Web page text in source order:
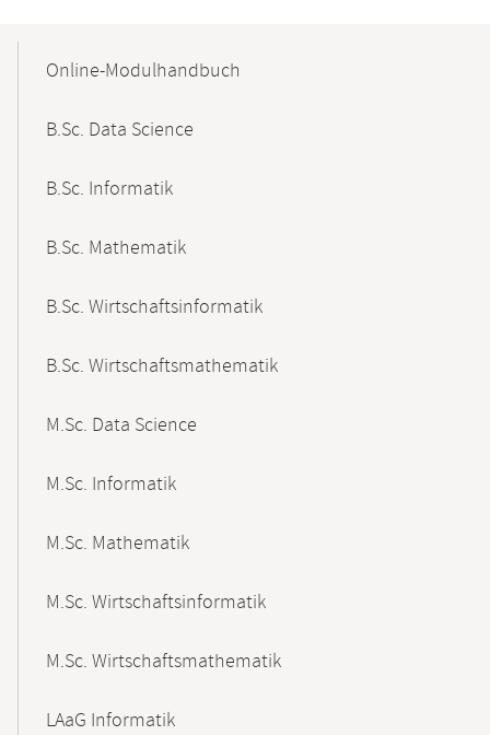
NavigationOnline-Modulhandbuch
B.Sc. Data Science
B.Sc. Informatik
B.Sc. Mathematik
B.Sc. Wirtschaftsinformatik
B.Sc. Wirtschaftsmathematik
M.Sc. Data Science
M.Sc. Informatik
M.Sc. Mathematik
M.Sc. Wirtschaftsinformatik
M.Sc. Wirtschaftsmathematik
LAaG Informatik